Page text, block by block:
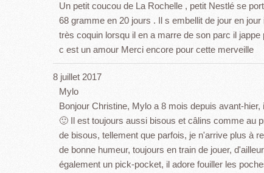
Un petit coucou de La Rochelle , petit Nestlé se
68 gramme en 20 jours . Il s embellit de jour en
très coquin lorsqu il en a marre de son parc il
c est un amour Merci encore pour cette merveille
8 juillet 2017
Mylo
Bonjour Christine, Mylo a 8 mois depuis avant-
🙂 Il est toujours aussi bisous et câlins comme au
de bisous, tellement que parfois, je n'arrive plus à
de bonne humeur, toujours en train de jouer,
également un pick-pocket, il adore fouiller les